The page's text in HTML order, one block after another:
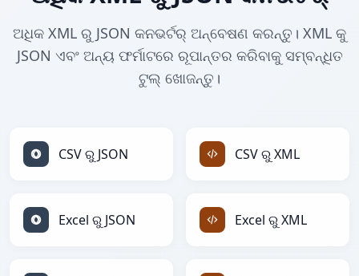
ଅଧିକ XML ରୁ JSON କନଭର୍ଟର୍ ଅନ୍ବେଷଣ କରନ୍ତୁ। XML କୁ
JSON ଏବଂ ଅନ୍ୟ ଫର୍ମାଟରେ ରୂପାନ୍ତର କରିବାକୁ ସମ୍ବନ୍ଧିତ
ଟୁଲ୍ ଖୋଜନ୍ତୁ।
CSV ରୁ JSON CSV ରୁ XML
Excel ରୁ JSON Excel ରୁ XML